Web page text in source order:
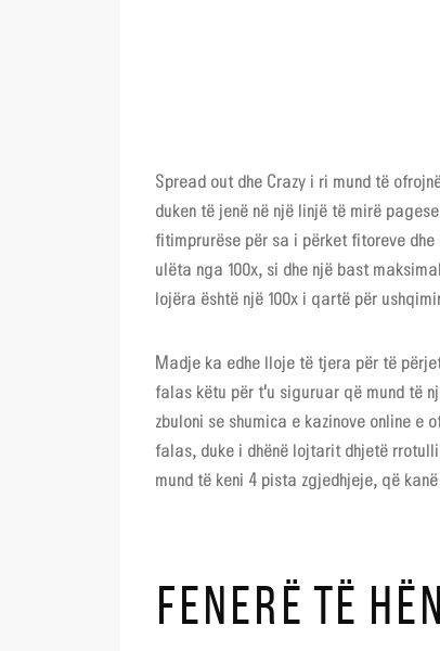
Spread out dhe Crazy i ri mund të
duken të jenë në një linjë të mirë
fitimprurëse për sa i përket fitoreve
ulëta nga 100x, si dhe një bast
lojëra është një 100x i qartë për
Madje ka edhe lloje të tjera për të
falas këtu për t'u siguruar që mund të
zbuloni se shumica e kazinove online e
falas, duke i dhënë lojtarit dhjetë
mund të keni 4 pista zgjedhjeje, që
FENERË TË